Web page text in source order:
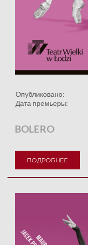
Опубликовано:
Дата премьеры:
BOLERO
ПОДРОБНЕЕ